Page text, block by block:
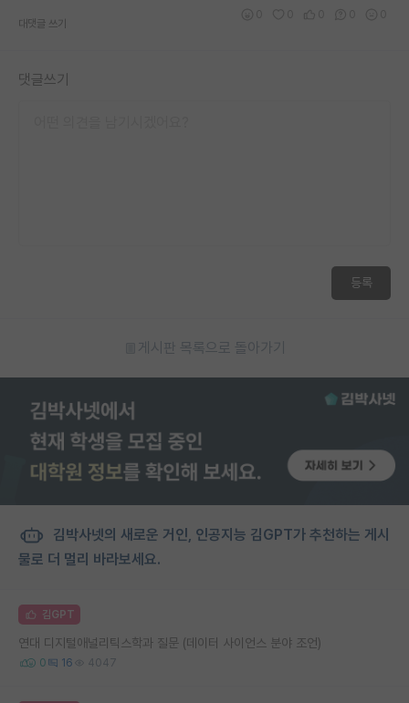
대댓글 쓰기
댓글쓰기
등록
게시판 목록으로 돌아가기
김박사넷의 새로운 거인, 인공지능 김GPT가 추천하는 게시
물로 더 멀리 바라보세요.
김GPT
연대 디지털애널리틱스학과 질문 (데이터 사이언스 분야 조언)
0 16 4047